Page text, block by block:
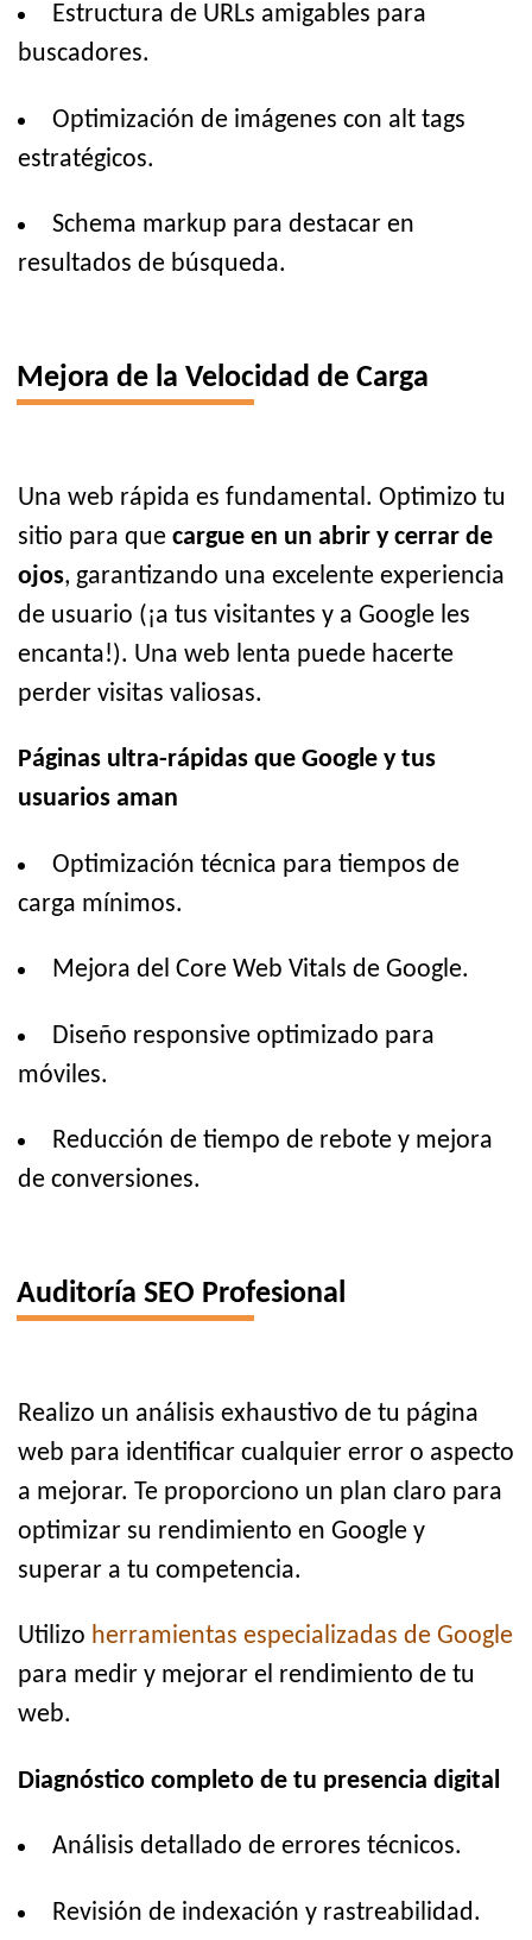
Estructura de URLs amigables para
buscadores.
Optimización de imágenes con alt tags
estratégicos.
Schema markup para destacar en
resultados de búsqueda.
Mejora de la Velocidad de Carga
Una web rápida es fundamental. Optimizo tu
sitio para que cargue en un abrir y cerrar de
ojos, garantizando una excelente experiencia
de usuario (¡a tus visitantes y a Google les
encanta!). Una web lenta puede hacerte
perder visitas valiosas.
Páginas ultra-rápidas que Google y tus
usuarios aman
Optimización técnica para tiempos de
carga mínimos.
Mejora del Core Web Vitals de Google.
Diseño responsive optimizado para
móviles.
Reducción de tiempo de rebote y mejora
de conversiones.
Auditoría SEO Profesional
Realizo un análisis exhaustivo de tu página
web para identificar cualquier error o aspecto
a mejorar. Te proporciono un plan claro para
optimizar su rendimiento en Google y
superar a tu competencia.
Utilizo herramientas especializadas de Google
para medir y mejorar el rendimiento de tu
web.
Diagnóstico completo de tu presencia digital
Análisis detallado de errores técnicos.
Revisión de indexación y rastreabilidad.